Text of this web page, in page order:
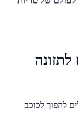
להפוך לכוכב